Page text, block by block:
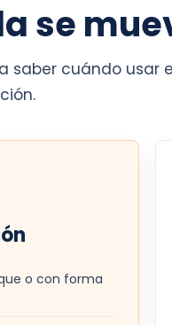
se
saber cuándo usar
o con forma